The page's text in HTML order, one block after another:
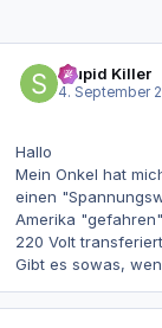
Stupid Killer
4. September
Hallo
Mein Onkel hat
einen
Amerika
220 Volt
Gibt es sowas,